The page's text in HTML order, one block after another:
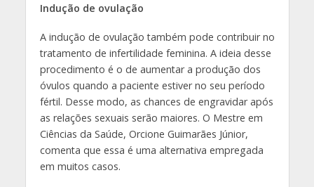
Indução de ovulação
A indução de ovulação também pode contribuir no
tratamento de infertilidade feminina. A ideia desse
procedimento é o de aumentar a produção dos
óvulos quando a paciente estiver no seu período
fértil. Desse modo, as chances de engravidar após
as relações sexuais serão maiores. O Mestre em
Ciências da Saúde, Orcione Guimarães Júnior,
comenta que essa é uma alternativa empregada
em muitos casos.